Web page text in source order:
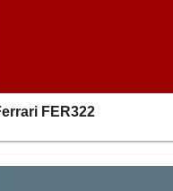
FER322